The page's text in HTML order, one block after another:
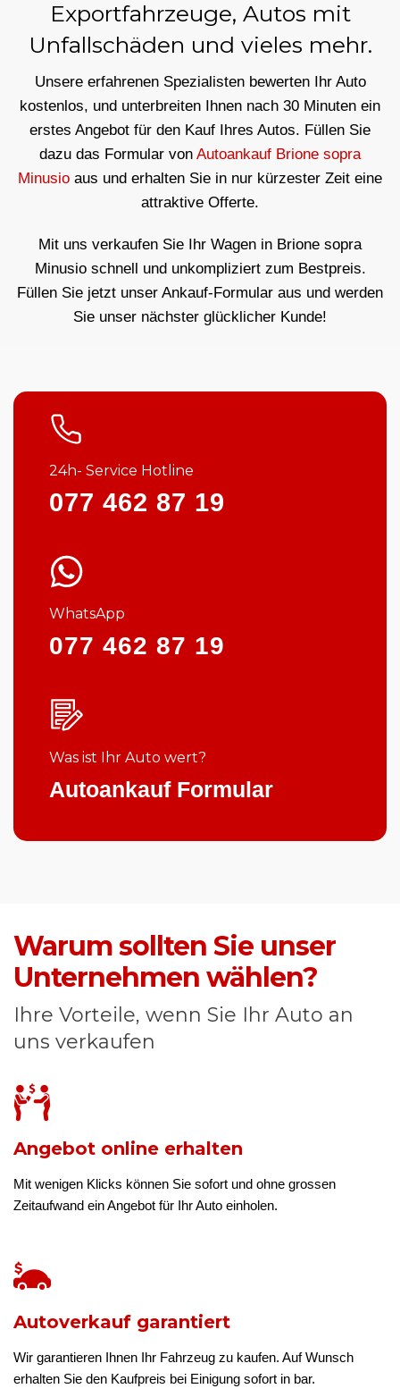
Exportfahrzeuge, Autos mit
Unfallschäden und vieles mehr.
Unsere erfahrenen Spezialisten bewerten Ihr Auto
kostenlos, und unterbreiten Ihnen nach 30 Minuten ein
erstes Angebot für den Kauf Ihres Autos. Füllen Sie
dazu das Formular von Autoankauf Brione sopra
Minusio aus und erhalten Sie in nur kürzester Zeit eine
attraktive Offerte.
Mit uns verkaufen Sie Ihr Wagen in Brione sopra
Minusio schnell und unkompliziert zum Bestpreis.
Füllen Sie jetzt unser Ankauf-Formular aus und werden
Sie unser nächster glücklicher Kunde!
24h- Service Hotline
077 462 87 19
WhatsApp
077 462 87 19
Was ist Ihr Auto wert?
Autoankauf Formular
Warum sollten Sie unser
Unternehmen wählen?
Ihre Vorteile, wenn Sie Ihr Auto an
uns verkaufen
Angebot online erhalten
Mit wenigen Klicks können Sie sofort und ohne grossen
Zeitaufwand ein Angebot für Ihr Auto einholen.
Autoverkauf garantiert
Wir garantieren Ihnen Ihr Fahrzeug zu kaufen. Auf Wunsch
erhalten Sie den Kaufpreis bei Einigung sofort in bar.